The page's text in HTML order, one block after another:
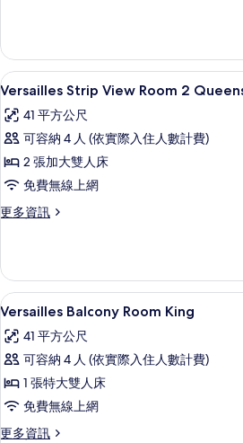
有
相
片
View
Room
King
詳
情
顯
示
Versailles
Strip
View
Room
2
所
有
相
片
高級
4
Versailles Strip View Room 2
41 平方公尺
可容納 4 人 (依實際入住人數計費)
2 張加大雙人床
免費無線上網
更多資訊
更
View
Room
2
的
詳
顯
示
Versailles
Balcony
Room
King
的
4
Versailles Balcony Room King
41 平方公尺
可容納 4 人 (依實際入住人數計費)
1 張特大雙人床
免費無線上網
更多資訊
更